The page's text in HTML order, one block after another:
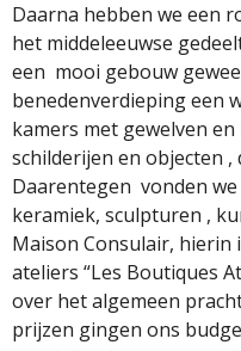
Daarna hebben we een
het middeleeuwse
een mooi gebouw
benedenverdieping een
kamers met gewelven
schilderijen en objecten
Daarentegen vonden
keramiek, sculpturen ,
Maison Consulair, hierin
ateliers “Les Boutiques
over het algemeen
prijzen gingen ons